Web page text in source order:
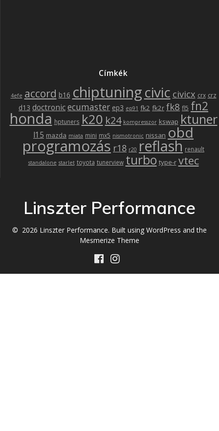
Címkék
4efe accord b16 chiptuningcivic civicx crx crz
d13 doctronicecumaster ep3 ep91 fk2 fk2r fk8 fl5 fn2
honda hptuners k20 k24 kompresszor kswap ktuner
l15 mazda miata mini mx5 nismotronic nissan obd
programozás r18 r20 reflash renault
standalone starlet toyota tunerview turbo type-r vtec
Linszter Performance
© 2026 Linszter Performance. Built using WordPress and the
Mesmerize Theme